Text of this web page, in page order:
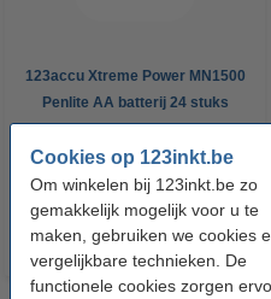
Cookies op 123inkt.be
Om winkelen bij 123inkt.be zo
gemakkelijk mogelijk voor u te
maken, gebruiken we cookies
vergelijkbare technieken. De
functionele cookies zorgen
123accu Xtreme Power MN1500
Penlite AA batterij 24 stuks
€ 14,95 Incl. 21% btw